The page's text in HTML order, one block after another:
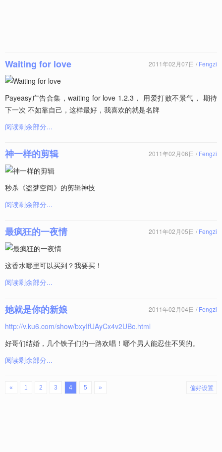
Waiting for love 2011年02月07日 / Fengzi
Payeasy广告合集，waiting for love 1.2.3， 用爱打败不景气， 期待
下一次 不如靠自己，这样最好，我喜欢的就是名牌
阅读剩余部分...
神一样的剪辑 2011年02月06日 / Fengzi
秒杀《盗梦空间》的剪辑神技
阅读剩余部分...
最疯狂的一夜情 2011年02月05日 / Fengzi
这香水哪里可以买到？我要买！
阅读剩余部分...
她就是你的新娘 2011年02月04日 / Fengzi
http://v.ku6.com/show/bxyIfUAyCx4v2UBc.html
好哥们结婚，几个铁子们的一路欢唱！哪个男人能忍住不哭的。
阅读剩余部分...
« 1 2 3 4 5 » 偏好设置